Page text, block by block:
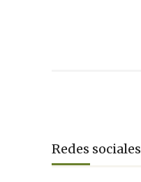
Redes sociales